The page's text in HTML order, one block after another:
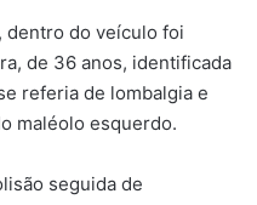
dentro do veículo foi
de 36 anos, identificada
referia de lombalgia e
maléolo esquerdo.